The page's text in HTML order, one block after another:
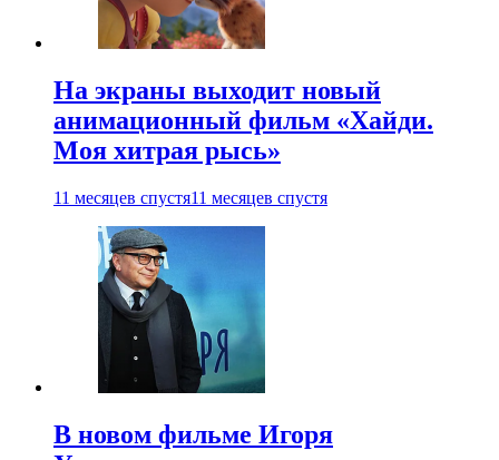
На экраны выходит новый
анимационный фильм «Хайди.
Моя хитрая рысь»
11 месяцев спустя11 месяцев спустя
В новом фильме Игоря